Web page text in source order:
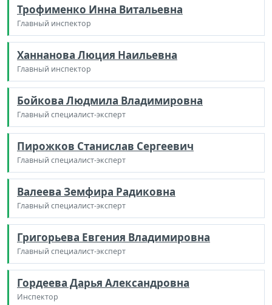
Трофименко Инна Витальевна
Главный инспектор
Ханнанова Люция Наильевна
Главный инспектор
Бойкова Людмила Владимировна
Главный специалист-эксперт
Пирожков Станислав Сергеевич
Главный специалист-эксперт
Валеева Земфира Радиковна
Главный специалист-эксперт
Григорьева Евгения Владимировна
Главный специалист-эксперт
Гордеева Дарья Александровна
Инспектор